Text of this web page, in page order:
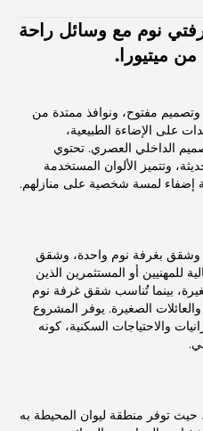
نوم مع وسائل راحة
ميتيورا.
مفتوح، ونوافذ ممتدة من
على الإضاءة الطبيعية،
الداخلي العصري. تحتوي
وتتميز الألوان المستخدمة
إضفاء لمسة شخصية على منازلهم.
وشقق بغرفة نوم واحدة، وشقق
للمهنيين أو المستثمرين الذين
بينما تُناسب شقق غرفة نوم
الصغيرة. يوفر المشروع
والاحتياجات السكنية، كونه
حيث توفر منطقة ليوان المحيطة به